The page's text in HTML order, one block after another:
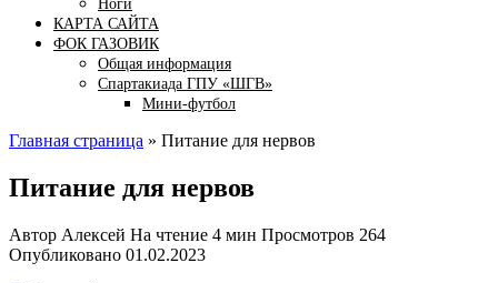
Ноги
КАРТА САЙТА
ФОК ГАЗОВИК
Общая информация
Спартакиада ГПУ «ШГВ»
Мини-футбол
Главная страница » Питание для нервов
Питание для нервов
Автор Алексей На чтение 4 мин Просмотров 264
Опубликовано 01.02.2023